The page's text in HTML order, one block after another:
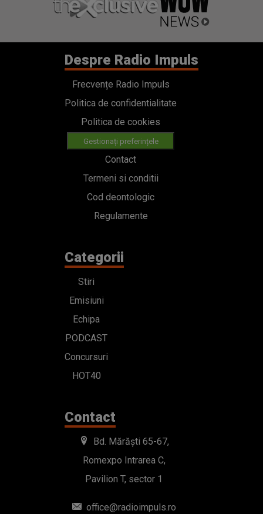
Despre Radio Impuls
Frecvențe Radio Impuls
Politica de confidentialitate
Politica de cookies
Gestionați preferințele
Contact
Termeni si conditii
Cod deontologic
Regulamente
Categorii
Stiri
Emisiuni
Echipa
PODCAST
Concursuri
HOT40
Contact
Bd. Mărăști 65-67,
Romexpo Intrarea C,
Pavilion T, sector 1
office@radioimpuls.ro